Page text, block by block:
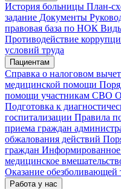
Подтвердить запись
Мои записи
История больницы План-
задание Документы
правовая база по НОК
Противодействие
условий труда
Пациентам
Справка о налоговом
медицинской помощи
помощи участникам СВО
Подготовка к
госпитализации Правила
приема граждан
обжалования действий
граждан Информированное
медицинское
Оказание обезболивающей
Работа у нас